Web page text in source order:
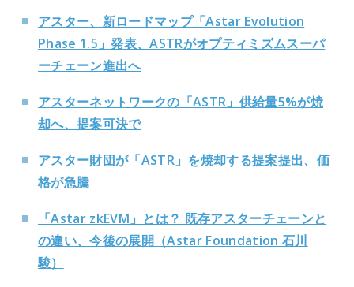
アスター、新ロードマップ「Astar Evolution
Phase 1.5」発表、ASTRがオプティミズムスーパ
ーチェーン進出へ
アスターネットワークの「ASTR」供給量5%が焼
却へ、提案可決で
アスター財団が「ASTR」を焼却する提案提出、価
格が急騰
「Astar zkEVM」とは？ 既存アスターチェーンと
の違い、今後の展開（Astar Foundation 石川
駿）